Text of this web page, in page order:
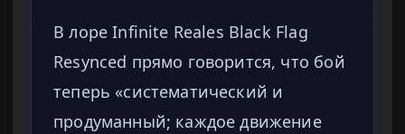
В лоре Infinite Reales Black Flag
Resynced прямо говорится, что бой
теперь «систематический и
продуманный; каждое движение